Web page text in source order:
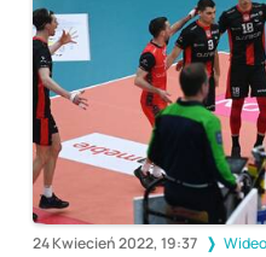
24 Kwiecień 2022, 19:37 Wideo